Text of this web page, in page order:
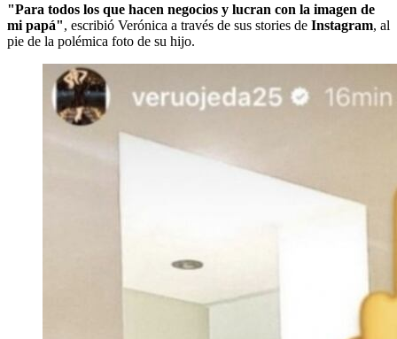
"Para todos los que hacen negocios y lucran con la imagen de
mi papá", escribió Verónica a través de sus stories de Instagram, al
pie de la polémica foto de su hijo.